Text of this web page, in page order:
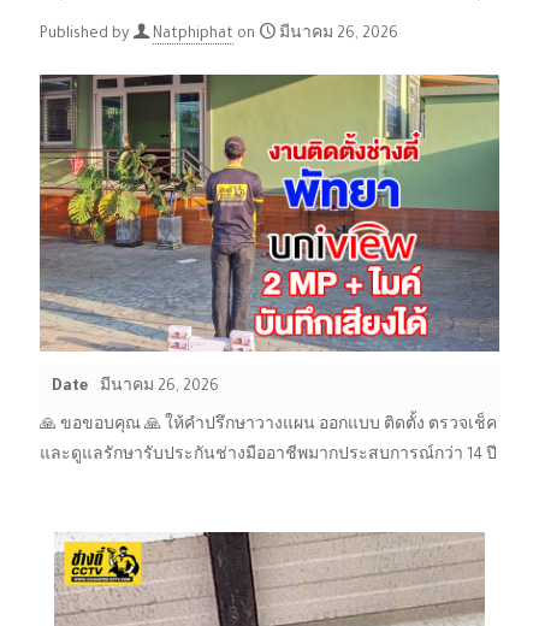
Published by Natphiphat on มีนาคม 26, 2026
Date มีนาคม 26, 2026
🙏 ขอขอบคุณ 🙏 ให้คำปรึกษาวางแผน ออกแบบ ติดตั้ง ตรวจเช็ค
และดูแลรักษารับประกันช่างมืออาชีพมากประสบการณ์กว่า 14 ปี